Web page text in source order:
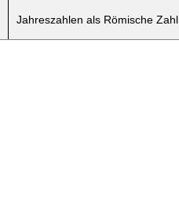
Jahreszahlen als Römische Zahl